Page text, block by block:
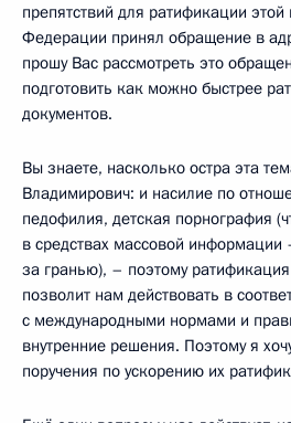
препятствий для ратификации
Федерации принял обращение в
прошу Вас рассмотреть это
подготовить как можно быстрее
документов.
Вы знаете, насколько остра эта
Владимирович: и насилие по
педофилия, детская порнография
в средствах массовой информации
за гранью), – поэтому
позволит нам действовать в
с международными нормами и
внутренние решения. Поэтому я
поручения по ускорению их